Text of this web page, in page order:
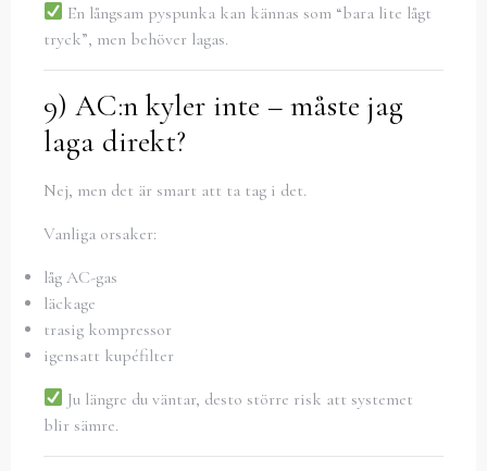
En långsam pyspunka kan kännas som “bara lite lågt
tryck”, men behöver lagas.
9) AC:n kyler inte – måste jag
laga direkt?
Nej, men det är smart att ta tag i det.
Vanliga orsaker:
låg AC-gas
läckage
trasig kompressor
igensatt kupéfilter
Ju längre du väntar, desto större risk att systemet
blir sämre.